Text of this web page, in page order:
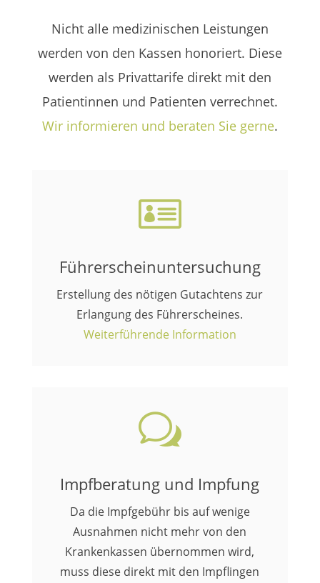
Nicht alle medizinischen Leistungen
werden von den Kassen honoriert. Diese
werden als Privattarife direkt mit den
Patientinnen und Patienten verrechnet.
Wir informieren und beraten Sie gerne.

Führerscheinuntersuchung
Erstellung des nötigen Gutachtens zur
Erlangung des Führerscheines.
Weiterführende Information
w
Impfberatung und Impfung
Da die Impfgebühr bis auf wenige
Ausnahmen nicht mehr von den
Krankenkassen übernommen wird,
muss diese direkt mit den Impflingen